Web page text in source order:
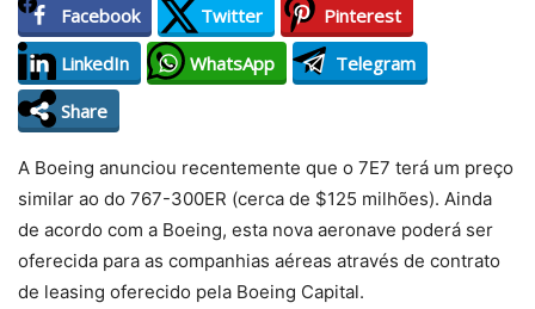
Facebook Twitter
Pinterest
LinkedIn
WhatsApp
Telegram
Share
A Boeing anunciou recentemente que o 7E7 terá um preço
similar ao do 767-300ER (cerca de $125 milhões). Ainda
de acordo com a Boeing, esta nova aeronave poderá ser
oferecida para as companhias aéreas através de contrato
de leasing oferecido pela Boeing Capital.